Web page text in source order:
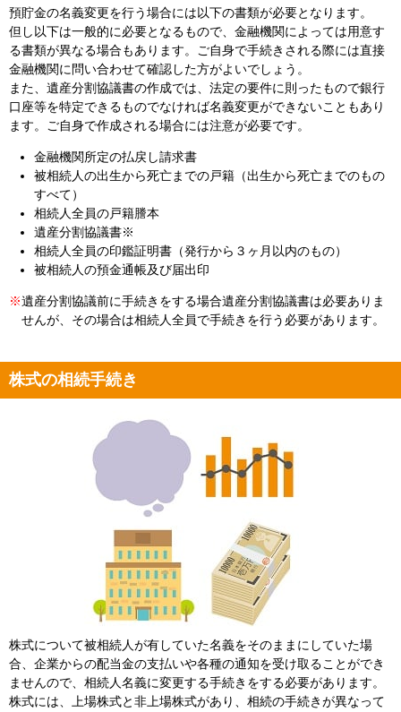
預貯金の名義変更を行う場合には以下の書類が必要となります。
但し以下は一般的に必要となるもので、金融機関によっては用意す
る書類が異なる場合もあります。ご自身で手続きされる際には直接
金融機関に問い合わせて確認した方がよいでしょう。
また、遺産分割協議書の作成では、法定の要件に則ったもので銀行
口座等を特定できるものでなければ名義変更ができないこともあり
ます。ご自身で作成される場合には注意が必要です。
金融機関所定の払戻し請求書
被相続人の出生から死亡までの戸籍（出生から死亡までのもの
すべて）
相続人全員の戸籍謄本
遺産分割協議書※
相続人全員の印鑑証明書（発行から３ヶ月以内のもの）
被相続人の預金通帳及び届出印
※遺産分割協議前に手続きをする場合遺産分割協議書は必要ありま
せんが、その場合は相続人全員で手続きを行う必要があります。
株式の相続手続き
株式について被相続人が有していた名義をそのままにしていた場
合、企業からの配当金の支払いや各種の通知を受け取ることができ
ませんので、相続人名義に変更する手続きをする必要があります。
株式には、上場株式と非上場株式があり、相続の手続きが異なって